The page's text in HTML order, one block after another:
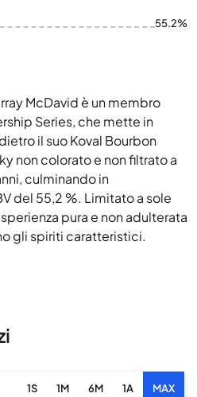
55.2%
McDavid è un membro
Series, che mette in
il suo Koval Bourbon
non colorato e non filtrato a
culminando in
del 55,2 %. Limitato a sole
pura e non adulterata
gli spiriti caratteristici.
1S 1M 6M 1A MAX